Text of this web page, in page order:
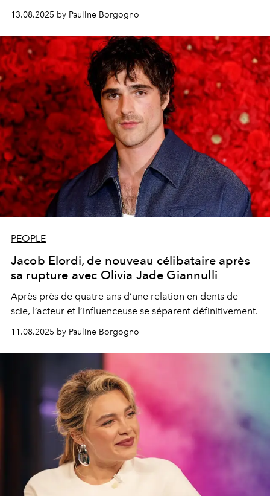
13.08.2025 by Pauline Borgogno
PEOPLE
Jacob Elordi, de nouveau célibataire après
sa rupture avec Olivia Jade Giannulli
Après près de quatre ans d’une relation en dents de
scie, l’acteur et l’influenceuse se séparent définitivement.
11.08.2025 by Pauline Borgogno